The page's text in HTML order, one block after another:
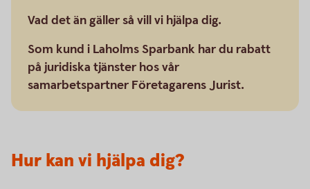
Vad det än gäller så vill vi hjälpa dig.
Som kund i Laholms Sparbank har du rabatt
på juridiska tjänster hos vår
samarbetspartner Företagarens Jurist.
Hur kan vi hjälpa dig?